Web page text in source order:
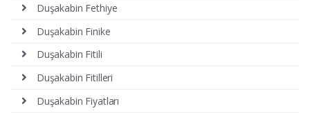
Duşakabin Fethiye
Duşakabin Finike
Duşakabin Fitili
Duşakabin Fitilleri
Duşakabin Fiyatları